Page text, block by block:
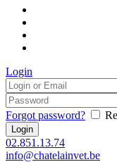
Login
Forgot password?
02.851.13.74
info@chatelainvet.be